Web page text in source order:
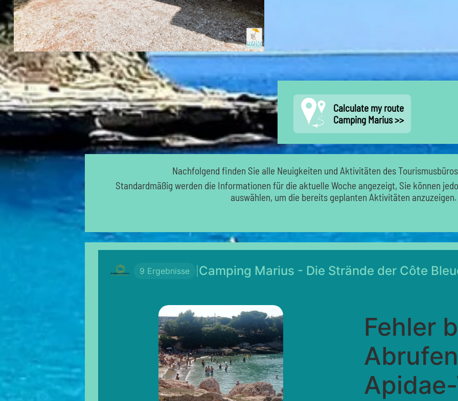
Calculate my route
Camping Marius >>
Nachfolgend finden Sie alle Neuigkeiten und Aktivitäten des
Standardmäßig werden die Informationen für die aktuelle Woche angezeigt, Sie können
auswählen, um die bereits geplanten Aktivitäten anzuzeigen.